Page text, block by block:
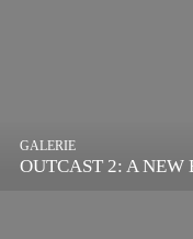
OUTCAST 2: A NEW
GALERIE